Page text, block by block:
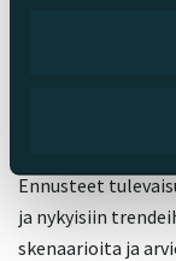
tietomääriä
Ennusteet
ja nykyisiin
skenaarioita ja